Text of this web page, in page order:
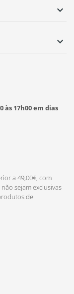
17h00 em dias


a 49,00€, com
sejam exclusivas
de